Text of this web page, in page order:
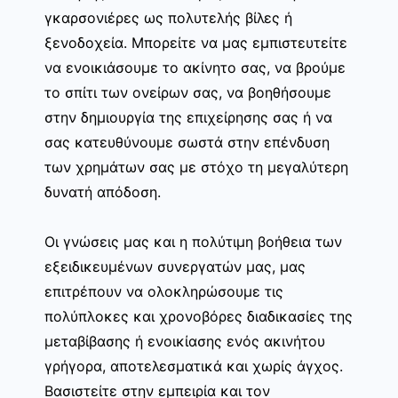
γκαρσονιέρες ως πολυτελής βίλες ή
ξενοδοχεία. Μπορείτε να μας εμπιστευτείτε
να ενοικιάσουμε το ακίνητο σας, να βρούμε
το σπίτι των ονείρων σας, να βοηθήσουμε
στην δημιουργία της επιχείρησης σας ή να
σας κατευθύνουμε σωστά στην επένδυση
των χρημάτων σας με στόχο τη μεγαλύτερη
δυνατή απόδοση.
Οι γνώσεις μας και η πολύτιμη βοήθεια των
εξειδικευμένων συνεργατών μας, μας
επιτρέπουν να ολοκληρώσουμε τις
πολύπλοκες και χρονοβόρες διαδικασίες της
μεταβίβασης ή ενοικίασης ενός ακινήτου
γρήγορα, αποτελεσματικά και χωρίς άγχος.
Βασιστείτε στην εμπειρία και τον